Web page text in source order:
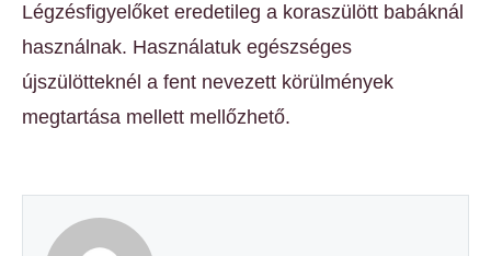
Légzésfigyelőket eredetileg a koraszülött babáknál
használnak. Használatuk egészséges
újszülötteknél a fent nevezett körülmények
megtartása mellett mellőzhető.